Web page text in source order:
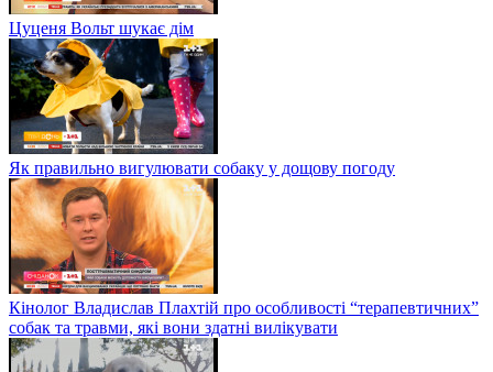
Цуценя Вольт шукає дім
Як правильно вигулювати собаку у дощову погоду
Кінолог Владислав Плахтій про особливості “терапевтичних”
собак та травми, які вони здатні вилікувати